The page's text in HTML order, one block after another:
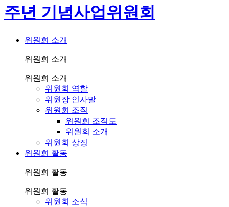
주년 기념사업위원회
위원회 소개
위원회 소개
위원회 소개
위원회 역할
위원장 인사말
위원회 조직
위원회 조직도
위원회 소개
위원회 상징
위원회 활동
위원회 활동
위원회 활동
위원회 소식